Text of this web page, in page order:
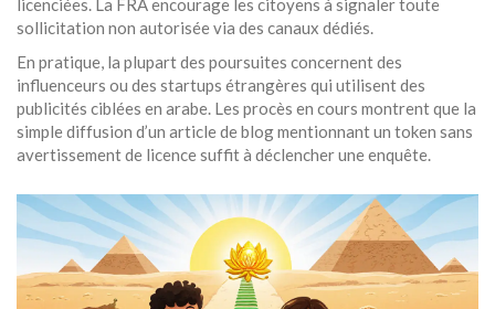
licenciées. La FRA encourage les citoyens à signaler toute
sollicitation non autorisée via des canaux dédiés.
En pratique, la plupart des poursuites concernent des
influenceurs ou des startups étrangères qui utilisent des
publicités ciblées en arabe. Les procès en cours montrent que la
simple diffusion d’un article de blog mentionnant un token sans
avertissement de licence suffit à déclencher une enquête.